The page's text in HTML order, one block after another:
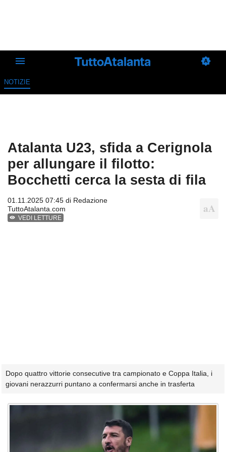
NOTIZIE
Atalanta U23, sfida a Cerignola
per allungare il filotto:
Bocchetti cerca la sesta di fila
01.11.2025 07:45 di Redazione
TuttoAtalanta.com
VEDI LETTURE
Dopo quattro vittorie consecutive tra campionato e Coppa Italia, i
giovani nerazzurri puntano a confermarsi anche in trasferta